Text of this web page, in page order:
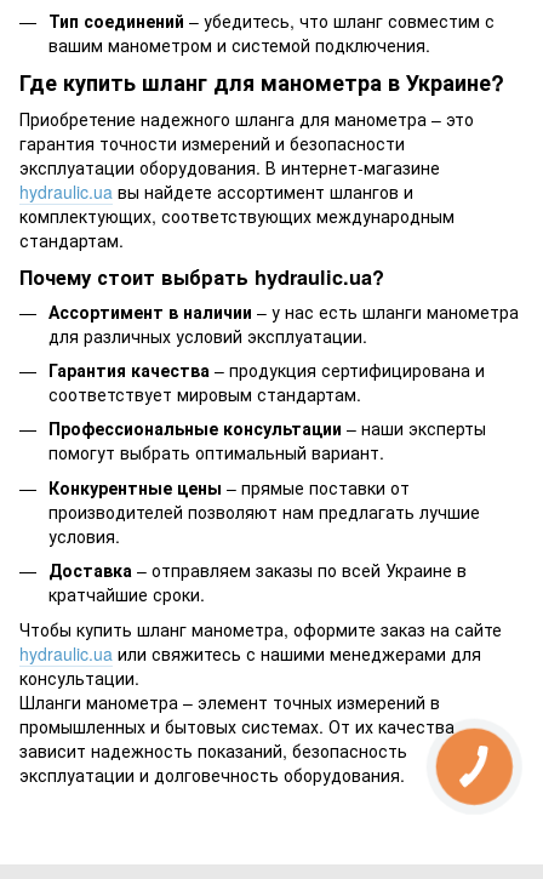
Тип соединений – убедитесь, что шланг совместим с
вашим манометром и системой подключения.
Где купить шланг для манометра в Украине?
Приобретение надежного шланга для манометра – это
гарантия точности измерений и безопасности
эксплуатации оборудования. В интернет-магазине
hydraulic.ua вы найдете ассортимент шлангов и
комплектующих, соответствующих международным
стандартам.
Почему стоит выбрать hydraulic.ua?
Ассортимент в наличии – у нас есть шланги манометра
для различных условий эксплуатации.
Гарантия качества – продукция сертифицирована и
соответствует мировым стандартам.
Профессиональные консультации – наши эксперты
помогут выбрать оптимальный вариант.
Конкурентные цены – прямые поставки от
производителей позволяют нам предлагать лучшие
условия.
Доставка – отправляем заказы по всей Украине в
кратчайшие сроки.
Чтобы купить шланг манометра, оформите заказ на сайте
hydraulic.ua или свяжитесь с нашими менеджерами для
консультации.
Шланги манометра – элемент точных измерений в
промышленных и бытовых системах. От их качества
зависит надежность показаний, безопасность
эксплуатации и долговечность оборудования.